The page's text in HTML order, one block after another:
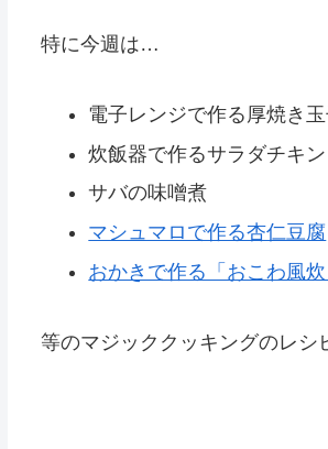
特に今週は…
電子レンジで作る厚焼き
炊飯器で作るサラダチキン
サバの味噌煮
マシュマロで作る杏仁豆腐
おかきで作る「おこわ風炊
等のマジッククッキングのレシ